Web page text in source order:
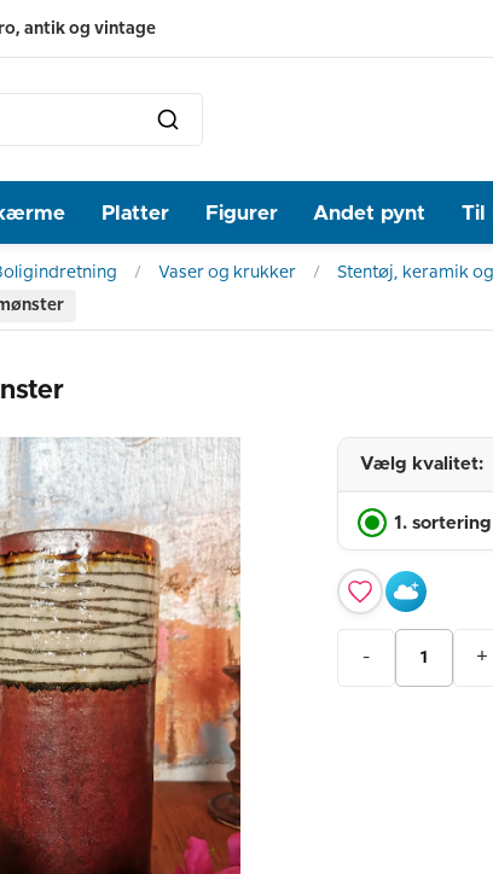
antik og vintage
Platter Figurer Andet pynt Til
Vaser og krukker Stentøj, keramik
Vælg kvalitet:
1. sortering
- +